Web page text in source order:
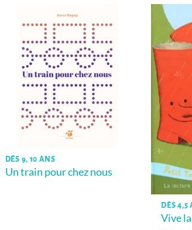
DÈS 9, 10 ANS
Un train pour chez nous
DÈS 4,5
Vive